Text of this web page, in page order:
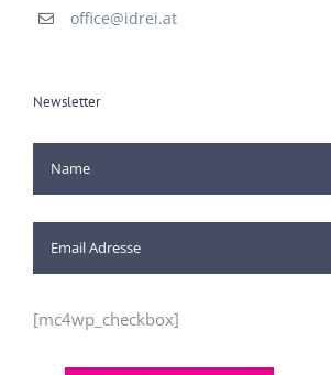
office@idrei.at
Newsletter
[mc4wp_checkbox]